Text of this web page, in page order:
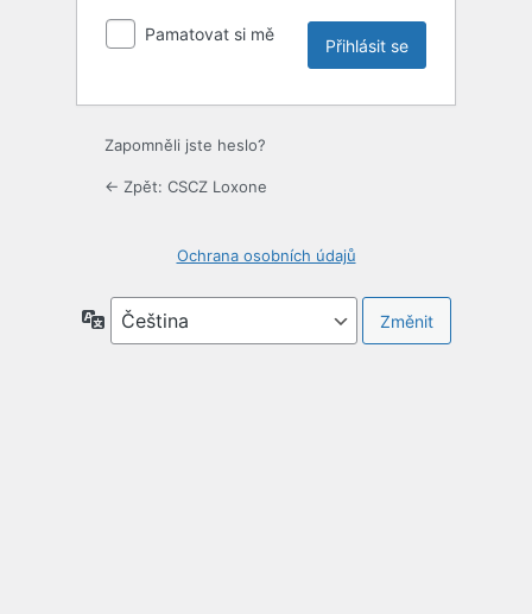
Pamatovat si mě
Zapomněli jste heslo?
← Zpět: CSCZ Loxone
Ochrana osobních údajů
Jazyky